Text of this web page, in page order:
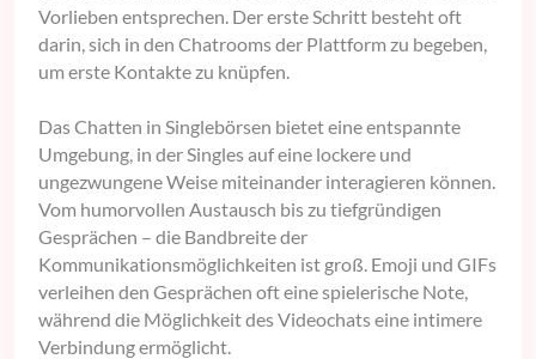
Vorlieben entsprechen. Der erste Schritt besteht oft
darin, sich in den Chatrooms der Plattform zu begeben,
um erste Kontakte zu knüpfen.
Das Chatten in Singlebörsen bietet eine entspannte
Umgebung, in der Singles auf eine lockere und
ungezwungene Weise miteinander interagieren können.
Vom humorvollen Austausch bis zu tiefgründigen
Gesprächen – die Bandbreite der
Kommunikationsmöglichkeiten ist groß. Emoji und GIFs
verleihen den Gesprächen oft eine spielerische Note,
während die Möglichkeit des Videochats eine intimere
Verbindung ermöglicht.